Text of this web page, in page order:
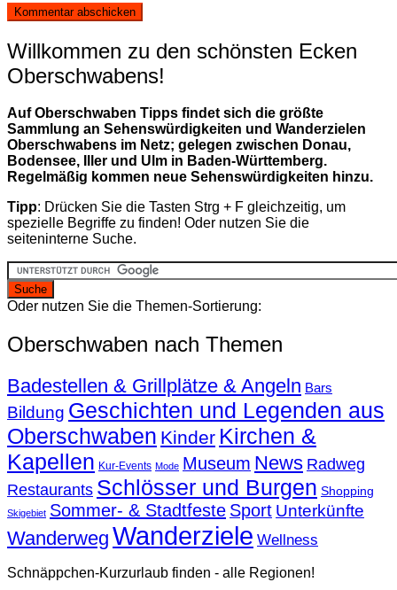
Willkommen zu den schönsten Ecken
Oberschwabens!
Auf Oberschwaben Tipps findet sich die größte
Sammlung an Sehenswürdigkeiten und Wanderzielen
Oberschwabens im Netz; gelegen zwischen Donau,
Bodensee, Iller und Ulm in Baden-Württemberg.
Regelmäßig kommen neue Sehenswürdigkeiten hinzu.
Tipp: Drücken Sie die Tasten Strg + F gleichzeitig, um
spezielle Begriffe zu finden! Oder nutzen Sie die
seiteninterne Suche.
Oder nutzen Sie die Themen-Sortierung:
Oberschwaben nach Themen
Badestellen & Grillplätze & Angeln Bars
Bildung Geschichten und Legenden aus
Oberschwaben Kinder Kirchen &
Kapellen Kur-Events Mode Museum News Radweg
Restaurants Schlösser und Burgen Shopping
Skigebiet Sommer- & Stadtfeste Sport Unterkünfte
Wanderweg Wanderziele Wellness
Schnäppchen-Kurzurlaub finden - alle Regionen!